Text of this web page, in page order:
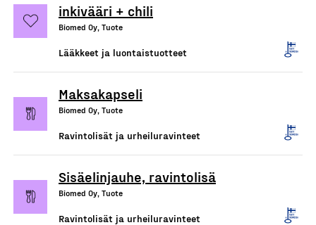
inkivääri + chili
Biomed Oy, Tuote
Lääkkeet ja luontaistuotteet
Maksakapseli
Biomed Oy, Tuote
Ravintolisät ja urheiluravinteet
Sisäelinjauhe, ravintolisä
Biomed Oy, Tuote
Ravintolisät ja urheiluravinteet